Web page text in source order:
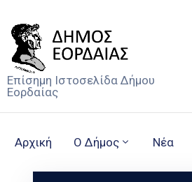
Επίσημη Ιστοσελίδα Δήμου
Εορδαίας
Αρχική Ο Δήμος Νέα